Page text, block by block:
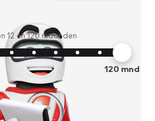
12 en120 maanden
120mnd